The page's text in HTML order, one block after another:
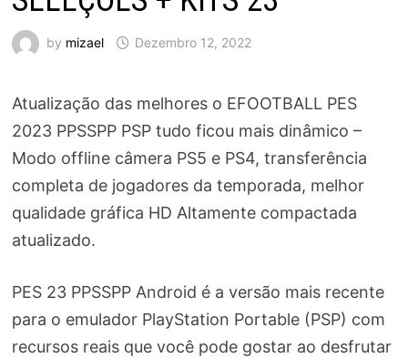
by mizael Dezembro 12, 2022
Atualização das melhores o EFOOTBALL PES
2023 PPSSPP PSP tudo ficou mais dinâmico –
Modo offline câmera PS5 e PS4, transferência
completa de jogadores da temporada, melhor
qualidade gráfica HD Altamente compactada
atualizado.
PES 23 PPSSPP Android é a versão mais recente
para o emulador PlayStation Portable (PSP) com
recursos reais que você pode gostar ao desfrutar